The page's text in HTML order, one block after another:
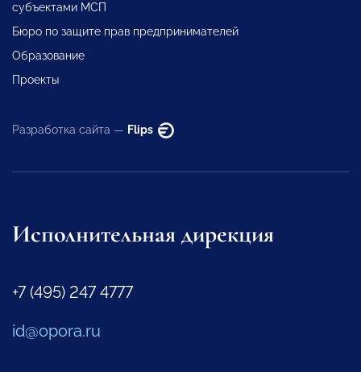
субъектами МСП
Бюро по защите прав предпринимателей
Образование
Проекты
Разработка сайта — Flips
Исполнительная дирекция
+7 (495) 247 4777
id@opora.ru